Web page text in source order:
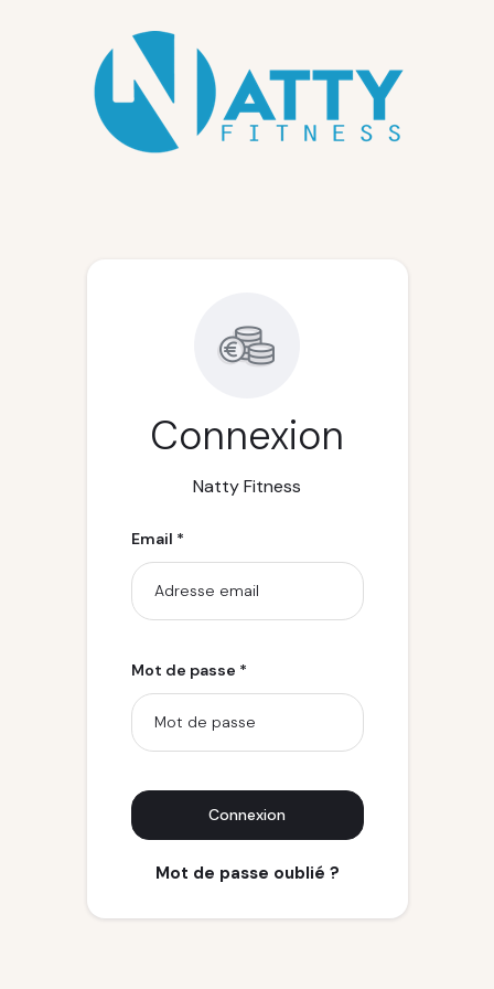
Connexion
Natty Fitness
Email *
Mot de passe *
Connexion
Mot de passe oublié ?